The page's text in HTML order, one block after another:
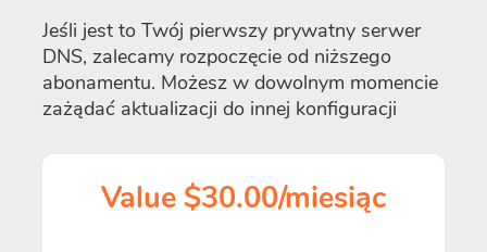
Jeśli jest to Twój pierwszy prywatny serwer
DNS, zalecamy rozpoczęcie od niższego
abonamentu. Możesz w dowolnym momencie
zażądać aktualizacji do innej konfiguracji
Value $30.00/miesiąc